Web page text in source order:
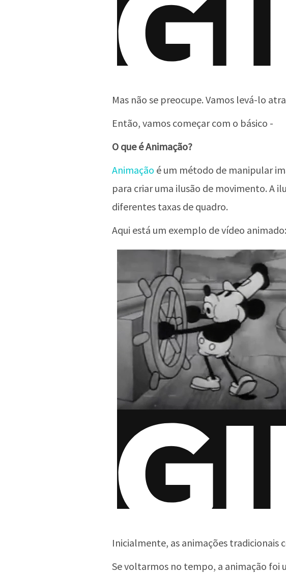
Mas não se preocupe. Vamos levá-lo
Então, vamos começar com o básico -
O que é Animação?
Animação é um método de manipular
para criar uma ilusão de movimento. A
diferentes taxas de quadro.
Aqui está um exemplo de vídeo animado:
Inicialmente, as animações tradicionais
Se voltarmos no tempo, a animação foi